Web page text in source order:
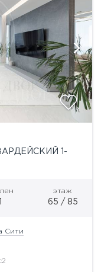
1-
этаж
65 / 85
Сити